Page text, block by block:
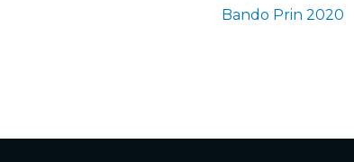
Bando Prin 2020